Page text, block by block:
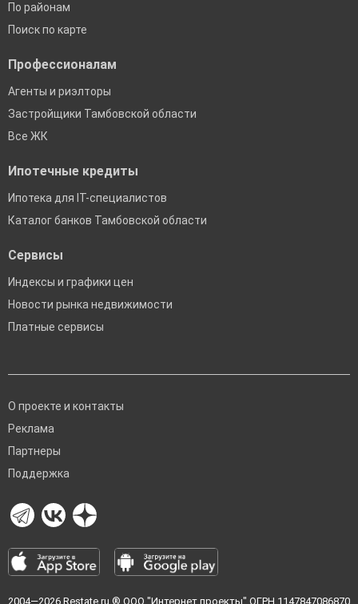
По районам
Поиск по карте
Профессионалам
Агенты и риэлторы
Застройщики Тамбовской области
Все ЖК
Ипотечные кредиты
Ипотека для IT-специалистов
Каталог банков Тамбовской области
Сервисы
Индексы и графики цен
Новости рынка недвижимости
Платные сервисы
О проекте и контакты
Реклама
Партнеры
Поддержка
2004—2026 Restate.ru ® ООО "Интернет проекты" ОГРН 1147847086870